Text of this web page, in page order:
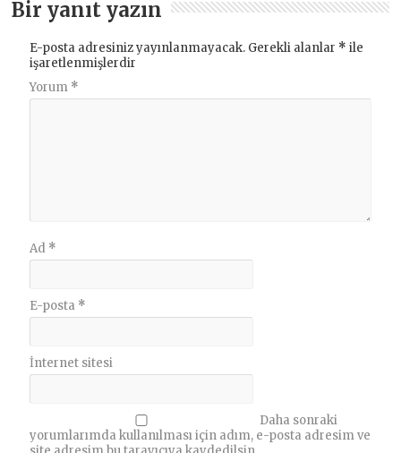
Bir yanıt yazın
E-posta adresiniz yayınlanmayacak. Gerekli alanlar * ile
işaretlenmişlerdir
Yorum *
Ad *
E-posta *
İnternet sitesi
Daha sonraki
yorumlarımda kullanılması için adım, e-posta adresim ve